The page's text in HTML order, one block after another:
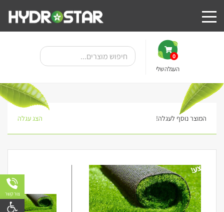
0
העגלה שלי
המוצר נוסף לעגלה! הצג עגלה
מבצע!
צור קשר